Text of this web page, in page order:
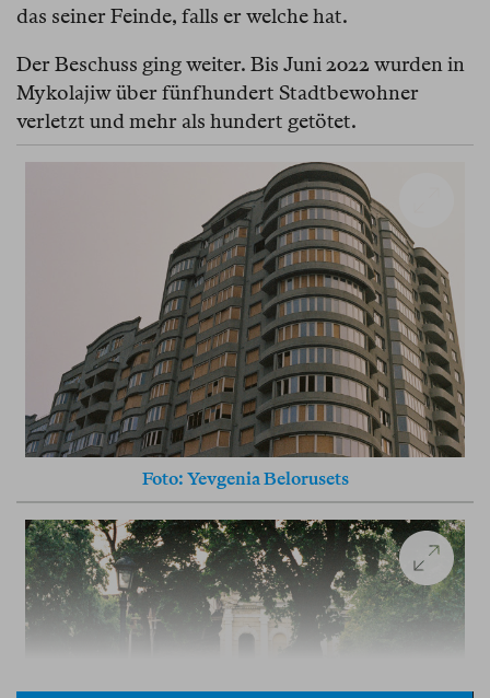
das seiner Feinde, falls er welche hat.
Der Beschuss ging weiter. Bis Juni 2022 wurden in
Mykolajiw über fünfhundert Stadtbewohner
verletzt und mehr als hundert getötet.
Foto: Yevgenia Belorusets